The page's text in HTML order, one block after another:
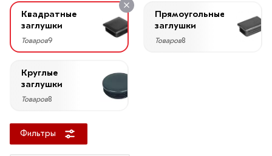
Квадратные
заглушки
Товаров9
Прямоугольные
заглушки
Товаров8
Круглые
заглушки
Товаров8
Фильтры
Цена
руб.
—